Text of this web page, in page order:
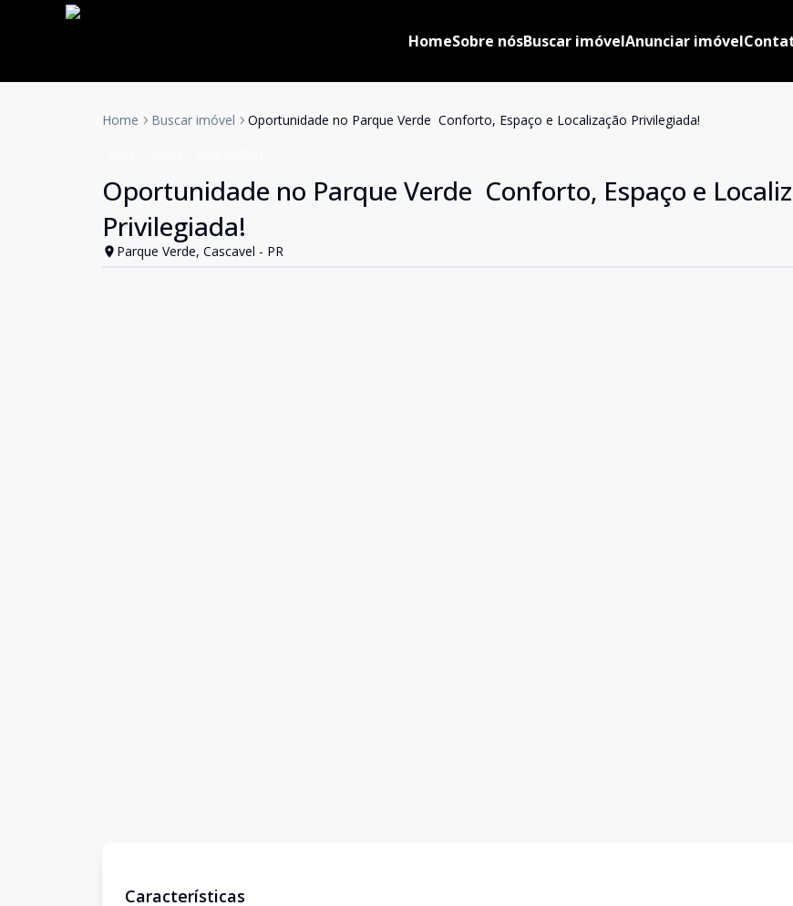
HomeSobre nósBuscar imóvelAnunciar imóvel
Home Buscar imóvel Oportunidade no Parque Verde  Conforto, Espaço e Localização Privilegiada!
Oportunidade no Parque Verde  Conforto, Espaço e
Privilegiada!
Parque Verde, Cascavel - PR
Características